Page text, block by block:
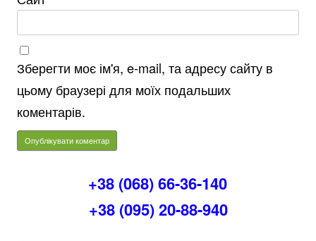
Зберегти моє ім'я, e-mail, та адресу сайту в
цьому браузері для моїх подальших
коментарів.
+38 (068) 66-36-140
+38 (095) 20-88-940